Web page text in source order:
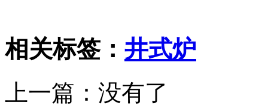
相关标签： 井式炉
上一篇：没有了